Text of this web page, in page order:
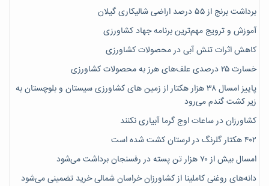
برداشت برنج از ۵۵ درصد اراضی شالیکاری گیلان
آموزش و ترویج مهم‌ترین برنامه جهاد کشاورزی
کاهش اثرات تنش آبی در محصولات کشاورزی
خسارت ۲۵ درصدی علف‌های هرز به محصولات کشاورزی
پاییز امسال ۳۸ هزار هکتار از زمین های کشاورزی سیستان و بلوچستان به
زیر کشت گندم می‌رود
کشاورزان در ساعات اوج گرما آبیاری نکنند
۴۰۲ هکتار گلرنگ در لرستان کشت شده است
امسال بیش از ۷۰ هزار تن پسته در رفسنجان برداشت می‌شود
دانه‌های روغنی کاملینا از کشاورزان خراسان شمالی خرید تضمینی می‌شود